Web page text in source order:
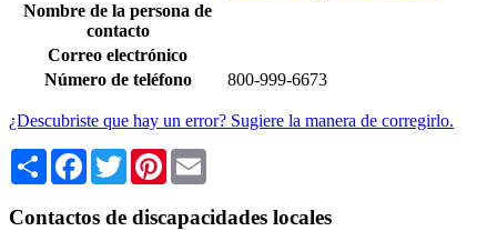
Nombre de la persona de
contacto
Correo electrónico
Número de teléfono
800-999-6673
¿Descubriste que hay un error? Sugiere la manera de corregirlo.
Share Facebook
TwitterPinterest
Contactos de discapacidades locales